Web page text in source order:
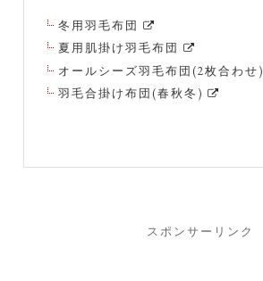
冬用羽毛布団
夏用肌掛け羽毛布団
オールシーズ羽毛布団(2枚合わせ)
羽毛合掛け布団(春秋冬)
スポンサーリンク